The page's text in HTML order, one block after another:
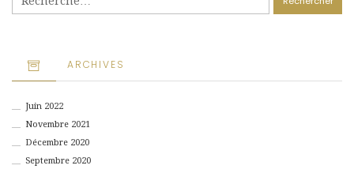
ARCHIVES
Juin 2022
Novembre 2021
Décembre 2020
Septembre 2020